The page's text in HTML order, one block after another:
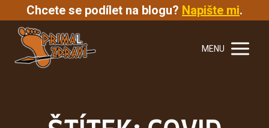
Chcete se podílet na blogu? Napište mi.
MENU